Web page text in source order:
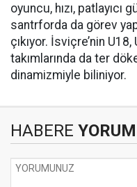
oyuncu, hızı, patlayıcı
santrforda da görev
çıkıyor. İsviçre’nin
takımlarında da ter
dinamizmiyle biliniyor.
HABERE